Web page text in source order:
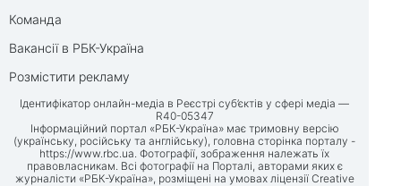
Команда
Вакансії в РБК-Україна
Розмістити рекламу
Ідентифікатор онлайн-медіа в Реєстрі суб’єктів у сфері медіа —
R40-05347
Інформаційний портал «РБК-Україна» має тримовну версію
(українську, російську та англійську), головна сторінка порталу -
https://www.rbc.ua. Фотографії, зображення належать їх
правовласникам. Всі фотографії на Порталі, авторами яких є
журналісти «РБК-Україна», розміщені на умовах ліцензії Creative